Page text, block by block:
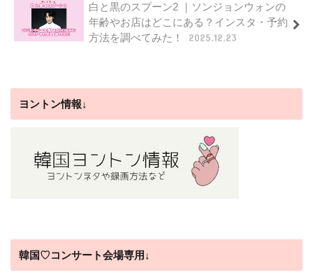
白と黒のスプーン2 ｜ソンジョンウォンの
年齢やお店はどこにある？インスタ・予約
方法を調べてみた！
2025.12.23
ヨントン情報↓
韓国♡コンサート会場専用↓